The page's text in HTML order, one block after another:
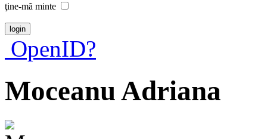
ţine-mã minte
OpenID?
Moceanu Adriana